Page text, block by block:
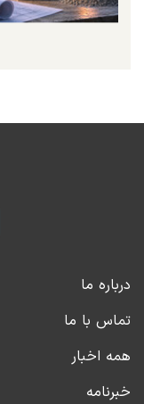
درباره ما
تماس با ما
همه اخبار
خبرنامه